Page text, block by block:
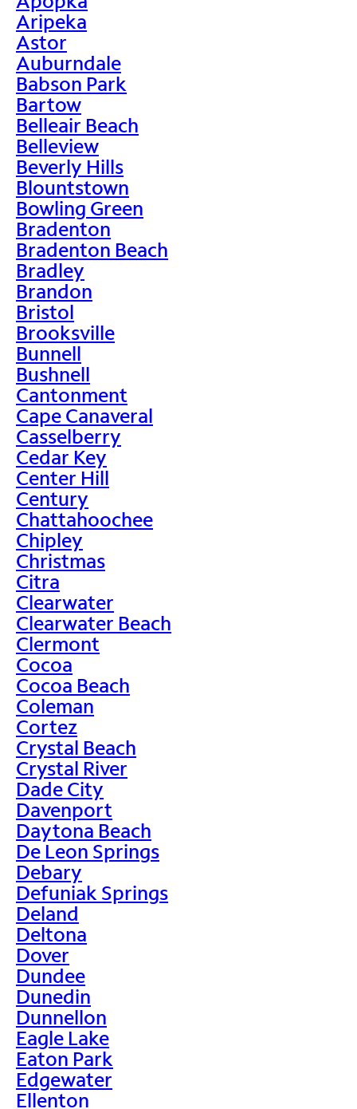
Aripeka
Astor
Auburndale
Babson Park
Bartow
Belleair Beach
Belleview
Beverly Hills
Blountstown
Bowling Green
Bradenton
Bradenton Beach
Bradley
Brandon
Bristol
Brooksville
Bunnell
Bushnell
Cantonment
Cape Canaveral
Casselberry
Cedar Key
Center Hill
Century
Chattahoochee
Chipley
Christmas
Citra
Clearwater
Clearwater Beach
Clermont
Cocoa
Cocoa Beach
Coleman
Cortez
Crystal Beach
Crystal River
Dade City
Davenport
Daytona Beach
De Leon Springs
Debary
Defuniak Springs
Deland
Deltona
Dover
Dundee
Dunedin
Dunnellon
Eagle Lake
Eaton Park
Edgewater
Ellenton